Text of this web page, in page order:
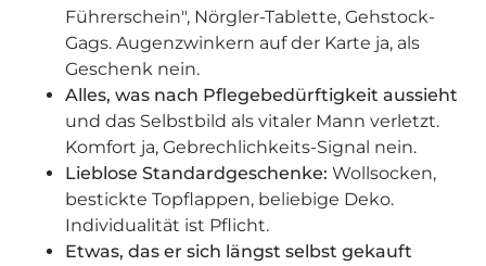
Führerschein", Nörgler-Tablette, Gehstock-
Gags. Augenzwinkern auf der Karte ja, als
Geschenk nein.
Alles, was nach Pflegebedürftigkeit aussieht
und das Selbstbild als vitaler Mann verletzt.
Komfort ja, Gebrechlichkeits-Signal nein.
Lieblose Standardgeschenke: Wollsocken,
bestickte Topflappen, beliebige Deko.
Individualität ist Pflicht.
Etwas, das er sich längst selbst gekauft